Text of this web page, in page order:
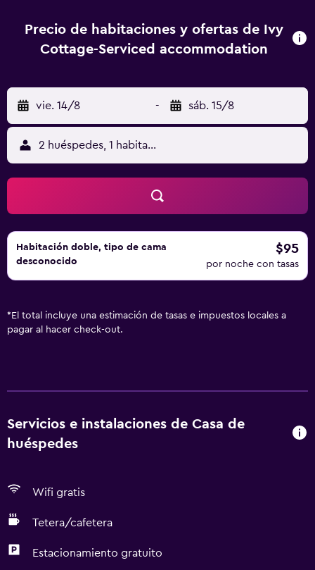
cama y toallas. Las unidades cuentan con nevera. TECA
está a 4,2 km del alojamiento, y Catedral de St Machar está
Precio de habitaciones y ofertas de Ivy
Cottage-Serviced accommodation
vie. 14/8 - sáb. 15/8
2 huéspedes, 1 habitación
Habitación doble, tipo de cama
desconocido
$95
por noche con tasas
* El total incluye una estimación de tasas e impuestos locales a
pagar al hacer check-out.
Servicios e instalaciones de Casa de
huéspedes
Wifi gratis
Tetera/cafetera
Estacionamiento gratuito